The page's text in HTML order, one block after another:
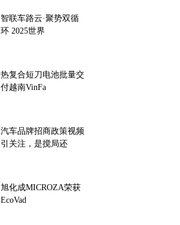
智联车路云·聚势双循
环 2025世界
热复合短刀电池批量交
付越南VinFa
汽车品牌招商政策视频
引关注，是搅局还
旭化成MICROZA荣获
EcoVad